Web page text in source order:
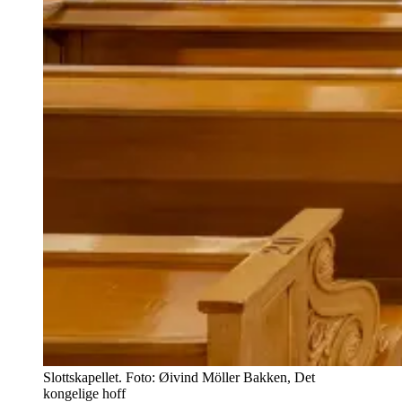
Slottskapellet. Foto: Øivind Möller Bakken, Det
kongelige hoff